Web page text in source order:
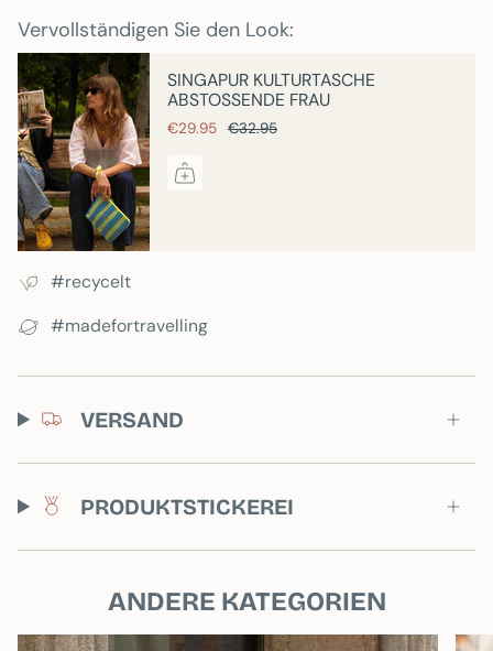
Es eignet sich perfekt zum Transportieren von
Bleistiften und Kugelschreibern, Toilettenartikeln,
Geld, Reisepässen und Flugtickets ... oder allem
anderen, was Sie griffbereit haben müssen.
Vervollständigen Sie den Look:
SINGAPUR KULTURTASCHE
ABSTOSSENDE FRAU
€29.95 €32.95
#recycelt
#madefortravelling
VERSAND
PRODUKTSTICKEREI
ANDERE KATEGORIEN